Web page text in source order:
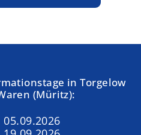
in Torgelow
(Müritz):
05.09.2026